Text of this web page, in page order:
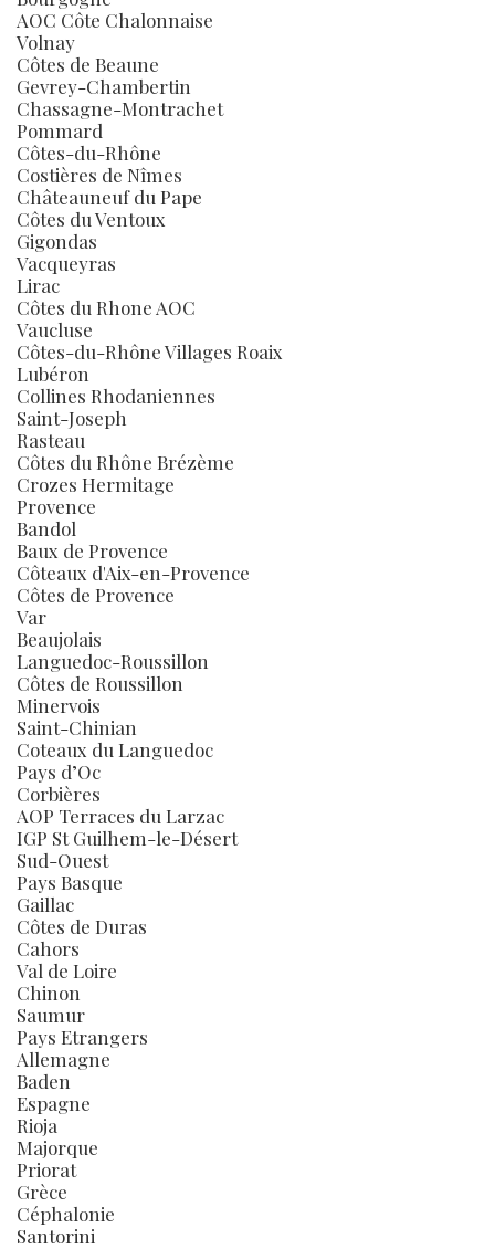
AOC Côte Chalonnaise
Volnay
Côtes de Beaune
Gevrey-Chambertin
Chassagne-Montrachet
Pommard
Côtes-du-Rhône
Costières de Nîmes
Châteauneuf du Pape
Côtes du Ventoux
Gigondas
Vacqueyras
Lirac
Côtes du Rhone AOC
Vaucluse
Côtes-du-Rhône Villages Roaix
Lubéron
Collines Rhodaniennes
Saint-Joseph
Rasteau
Côtes du Rhône Brézème
Crozes Hermitage
Provence
Bandol
Baux de Provence
Côteaux d'Aix-en-Provence
Côtes de Provence
Var
Beaujolais
Languedoc-Roussillon
Côtes de Roussillon
Minervois
Saint-Chinian
Coteaux du Languedoc
Pays d’Oc
Corbières
AOP Terraces du Larzac
IGP St Guilhem-le-Désert
Sud-Ouest
Pays Basque
Gaillac
Côtes de Duras
Cahors
Val de Loire
Chinon
Saumur
Pays Etrangers
Allemagne
Baden
Espagne
Rioja
Majorque
Priorat
Grèce
Céphalonie
Santorini